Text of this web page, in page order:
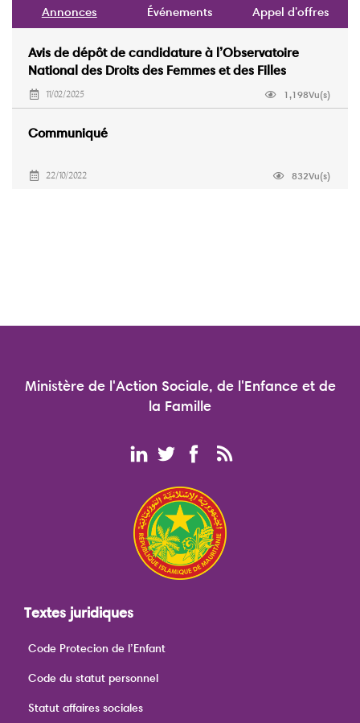
Annonces Événements Appel d'offres
Avis de dépôt de candidature à l’Observatoire
National des Droits des Femmes et des Filles
(ONDFF)
11/02/2025 1,198Vu(s)
Communiqué
22/10/2022 832Vu(s)
Ministère de l'Action Sociale, de l'Enfance et de
la Famille
Textes juridiques
Code Protecion de l’Enfant
Code du statut personnel
Statut affaires sociales